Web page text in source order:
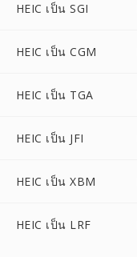
HEIC เป็น SGI
HEIC เป็น CGM
HEIC เป็น TGA
HEIC เป็น JFI
HEIC เป็น XBM
HEIC เป็น LRF